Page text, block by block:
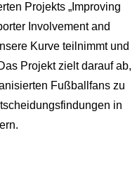
Projekts „Improving
Involvement and
Kurve teilnimmt und
Projekt zielt darauf ab,
Fußballfans zu
in